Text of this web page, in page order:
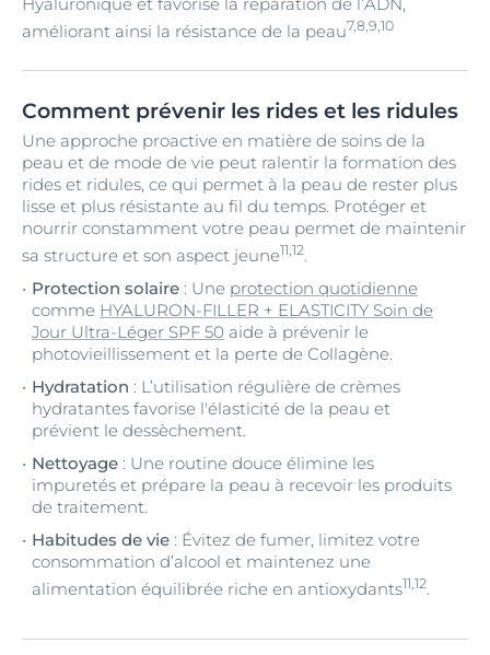
améliorant ainsi la résistance de la peau7,8,9,10
Comment prévenir les rides et les ridules
Une approche proactive en matière de soins de la
peau et de mode de vie peut ralentir la formation des
rides et ridules, ce qui permet à la peau de rester plus
lisse et plus résistante au fil du temps. Protéger et
nourrir constamment votre peau permet de maintenir
sa structure et son aspect jeune11,12.
Protection solaire : Une protection quotidienne
comme HYALURON-FILLER + ELASTICITY Soin de
Jour Ultra-Léger SPF 50 aide à prévenir le
photovieillissement et la perte de Collagène.
Hydratation : L’utilisation régulière de crèmes
hydratantes favorise l'élasticité de la peau et
prévient le dessèchement.
Nettoyage : Une routine douce élimine les
impuretés et prépare la peau à recevoir les produits
de traitement.
Habitudes de vie : Évitez de fumer, limitez votre
consommation d’alcool et maintenez une
alimentation équilibrée riche en antioxydants11,12.